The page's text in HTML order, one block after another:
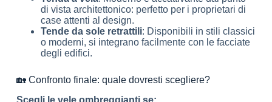
di vista architettonico: perfetto per i proprietari di
case attenti al design.
Tende da sole retrattili: Disponibili in stili classici
o moderni, si integrano facilmente con le facciate
degli edifici.
🏡 Confronto finale: quale dovresti scegliere?
Scegli le vele ombreggianti se: